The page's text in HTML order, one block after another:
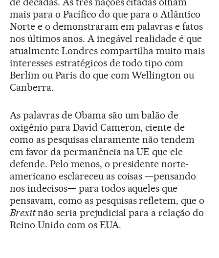
mais para o Pacífico do que para o Atlântico
Norte e o demonstraram em palavras e fatos
nos últimos anos. A inegável realidade é que
atualmente Londres compartilha muito mais
interesses estratégicos de todo tipo com
Berlim ou Paris do que com Wellington ou
Canberra.
As palavras de Obama são um balão de
oxigênio para David Cameron, ciente de
como as pesquisas claramente não tendem
em favor da permanência na UE que ele
defende. Pelo menos, o presidente norte-
americano esclareceu as coisas —pensando
nos indecisos— para todos aqueles que
pensavam, como as pesquisas refletem, que o
Brexitnão seria prejudicial para a relação do
Reino Unido com os EUA.